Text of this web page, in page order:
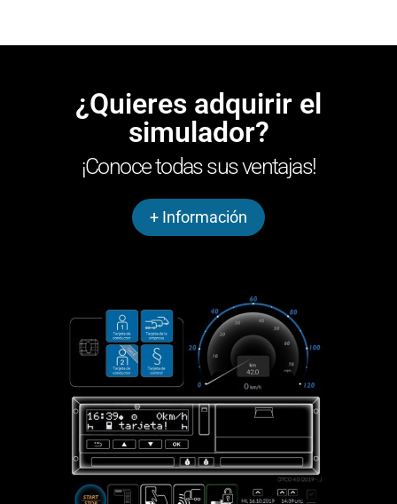
¿Quieres adquirir el
simulador?
¡Conoce todas sus ventajas!
+ Información